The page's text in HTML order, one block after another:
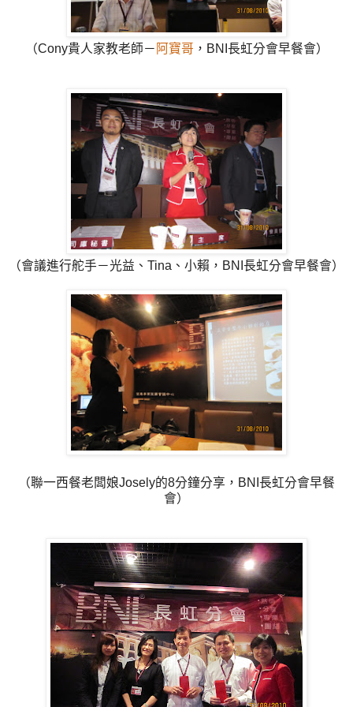
（Cony貴人家教老師－ 阿寶哥 ，BNI長虹分會早餐會）
（會議進行舵手－光益、Tina、小賴，BNI長虹分會早餐會）
（聯一西餐老闆娘Josely的8分鐘分享，BNI長虹分會早餐
會）